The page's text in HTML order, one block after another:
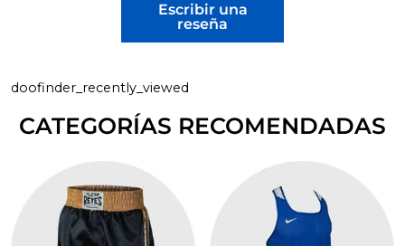
Escribir una
reseña
doofinder_recently_viewed
CATEGORÍAS RECOMENDADAS